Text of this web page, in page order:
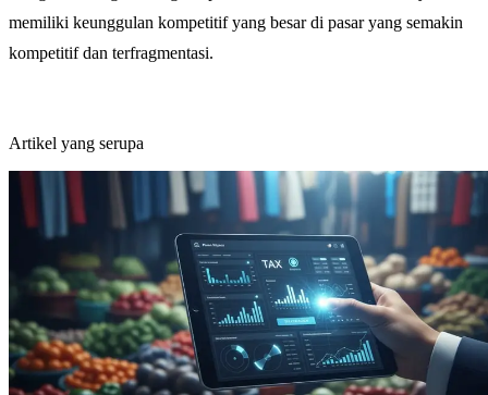
memiliki keunggulan kompetitif yang besar di pasar yang semakin
kompetitif dan terfragmentasi.
Artikel yang serupa